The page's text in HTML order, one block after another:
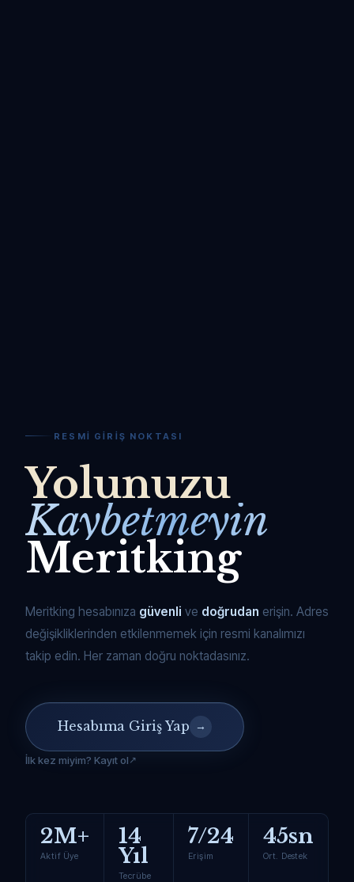
RESMI GIRIŞ NOKTASI
Yolunuzu
Kaybetmeyin
Meritking
Meritking hesabınıza güvenli ve doğrudan erişin. Adres
değişikliklerinden etkilenmemek için resmi kanalımızı
takip edin. Her zaman doğru noktadasınız.
Hesabıma Giriş Yap →
İlk kez miyim? Kayıt ol
2M+
Aktif Üye
14
Yıl
Tecrübe
7/24
Erişim
45sn
Ort. Destek